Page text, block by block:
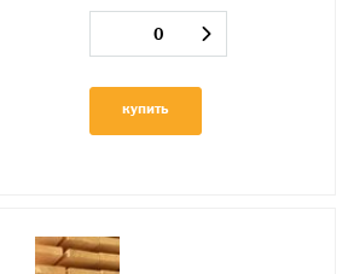
купить